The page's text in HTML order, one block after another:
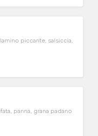
piccante, salsiccia,
panna, grana padano